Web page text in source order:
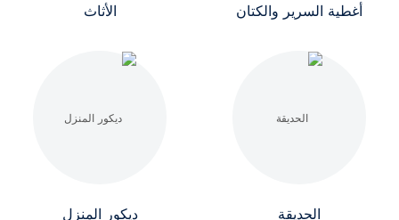
أغطية السرير والكتان الأثاث
الحديقة ديكور المنزل